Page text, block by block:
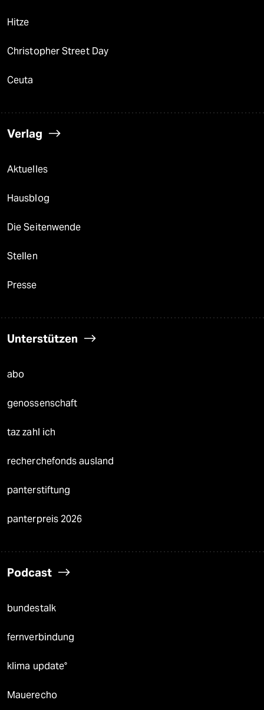
Hitze
Christopher Street Day
Ceuta
Verlag
Aktuelles
Hausblog
Die Seitenwende
Stellen
Presse
Unterstützen
abo
genossenschaft
taz zahl ich
recherchefonds ausland
panterstiftung
panterpreis 2026
Podcast
bundestalk
fernverbindung
klima update°
Mauerecho